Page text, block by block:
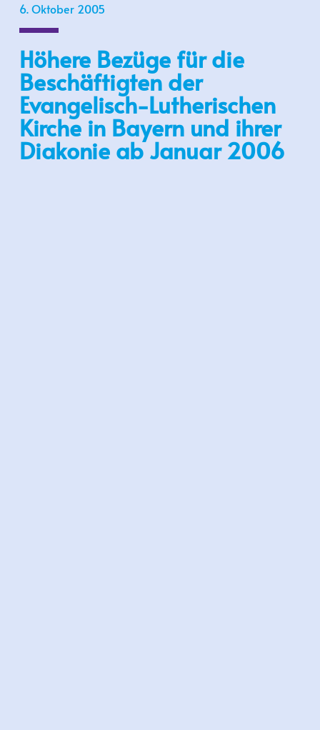
6. Oktober 2005
Höhere Bezüge für die
Beschäftigten der
Evangelisch-Lutherischen
Kirche in Bayern und ihrer
Diakonie ab Januar 2006